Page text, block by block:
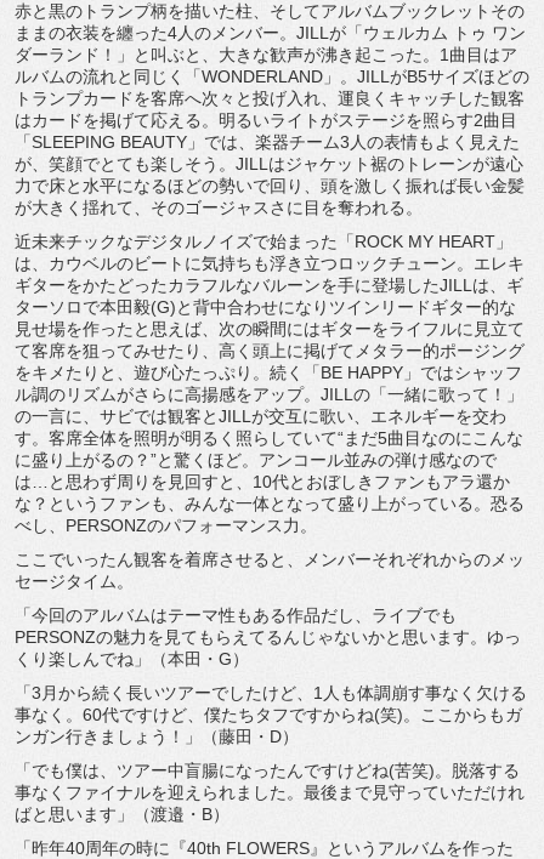
赤と黒のトランプ柄を描いた柱、 そしてアルバムブックレットその
ままの衣装を纏った4人のメンバー。JILLが「ウェルカム トゥ ワン
ダーランド！」と叫ぶと、大きな歓声が沸き起こった。 1曲目はア
ルバムの流れと同じく「WONDERLAND」。 JILLがB5サイズほどの
トランプカードを客席へ次々と投げ入れ、運良くキャッチした観客
はカードを掲げて応える。 明るいライトがステージを照らす2曲目
「SLEEPING BEAUTY」では、楽器チーム3人の表情もよく見えた
が、 笑顔でとても楽しそう。 JILLはジャケット裾のトレーンが遠心
力で床と水平になるほどの勢いで回り、頭を激しく振れば長い金髪
が大きく揺れて、 そのゴージャスさに目を奪われる。
近未来チックなデジタルノイズで始まった「ROCK MY HEART」
は、 カウベルのビートに気持ちも浮き立つロックチューン。 エレキ
ギターをかたどったカラフルなバルーンを手に登場したJILLは、ギ
ターソロで本田毅(G)と背中合わせになりツインリードギター的な
見せ場を作ったと思え ば、 次の瞬間にはギターをライフルに見立て
て客席を狙ってみせたり、 高く頭上に掲げてメタラー的ポージング
をキメたりと、 遊び心たっぷり。続く「BE HAPPY」ではシャッフ
ル調のリズムがさらに高揚感をアップ。 JILLの「一緒に歌って！」
の一言に、 サビでは観客とJILLが交互に歌い、エネルギーを交わ
す。 客席全体を照明が明るく照らしていて“まだ5曲目なのにこんな
に盛り上がるの？”と驚くほど。 アンコール並みの弾け感なので
は…と思わず周りを見回すと、 10代とおぼしきファンもアラ還か
な？というファンも、 みんな一体となって盛り上がっている。恐る
べし、 PERSONZのパフォーマンス力。
ここでいったん観客を着席させると、
メンバーそれぞれからのメッ
セージタイム。
「今回のアルバムはテーマ性もある作品だし、 ライブでも
PERSONZの魅力を見てもらえてるんじゃないかと 思います。ゆっ
くり楽しんでね」（本田・G）
「3月から続く長いツアーでしたけど、 1人も体調崩す事なく欠ける
事なく。60代ですけど、 僕たちタフですからね(笑)。ここからもガ
ンガン行きましょう！
」（藤田・D）
「でも僕は、ツアー中盲腸になったんですけどね(苦笑)。 脱落する
事なくファイナルを迎えられました。 最後まで見守っていただけれ
ばと思います」（渡邉・B）
「昨年40周年の時に『40th FLOWERS』というアルバムを作った